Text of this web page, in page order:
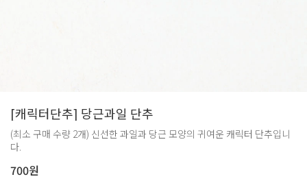
[캐릭터단추] 당근과일 단추
(최소 구매 수량 2개) 신선한 과일과 당근 모양의 귀여운 캐릭터 단추입니
다.
700원